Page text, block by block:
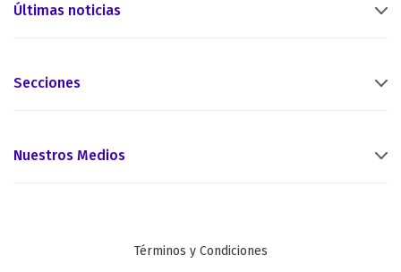
Últimas noticias
Secciones
Nuestros Medios
Términos y Condiciones